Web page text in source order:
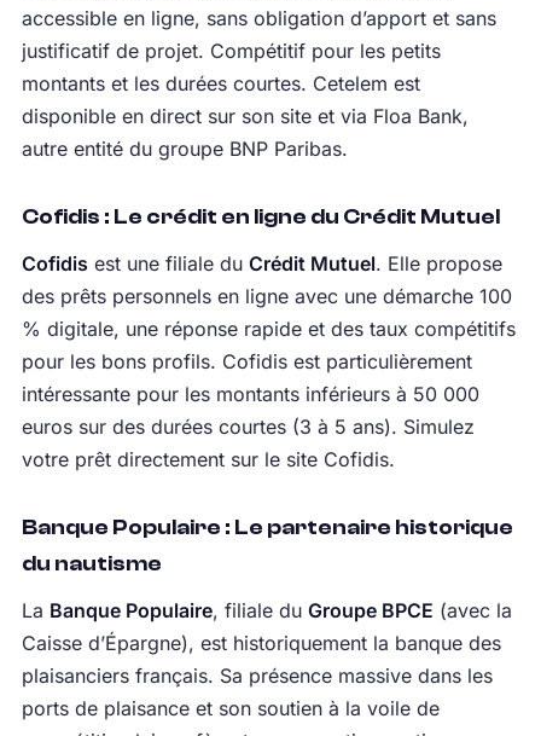
accessible en ligne, sans obligation d’apport et sans
justificatif de projet. Compétitif pour les petits
montants et les durées courtes. Cetelem est
disponible en direct sur son site et via Floa Bank,
autre entité du groupe BNP Paribas.
Cofidis : Le crédit en ligne du Crédit Mutuel
Cofidis est une filiale du Crédit Mutuel. Elle propose
des prêts personnels en ligne avec une démarche 100
% digitale, une réponse rapide et des taux compétitifs
pour les bons profils. Cofidis est particulièrement
intéressante pour les montants inférieurs à 50 000
euros sur des durées courtes (3 à 5 ans). Simulez
votre prêt directement sur le site Cofidis.
Banque Populaire : Le partenaire historique
du nautisme
La Banque Populaire, filiale du Groupe BPCE (avec la
Caisse d’Épargne), est historiquement la banque des
plaisanciers français. Sa présence massive dans les
ports de plaisance et son soutien à la voile de